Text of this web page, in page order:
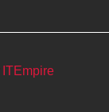
ITEmpire